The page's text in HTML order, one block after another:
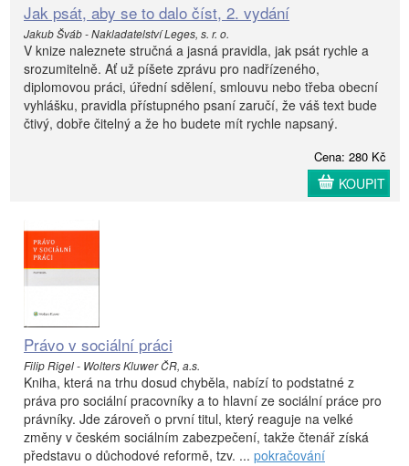
Jak psát, aby se to dalo číst, 2. vydání
Jakub Šváb - Nakladatelství Leges, s. r. o.
V knize naleznete stručná a jasná pravidla, jak psát rychle a
srozumitelně. Ať už píšete zprávu pro nadřízeného,
diplomovou práci, úřední sdělení, smlouvu nebo třeba obecní
vyhlášku, pravidla přístupného psaní zaručí, že váš text bude
čtivý, dobře čitelný a že ho budete mít rychle napsaný.
Cena: 280 Kč
KOUPIT
Právo v sociální práci
Filip Rigel - Wolters Kluwer ČR, a.s.
Kniha, která na trhu dosud chyběla, nabízí to podstatné z
práva pro sociální pracovníky a to hlavní ze sociální práce pro
právníky. Jde zároveň o první titul, který reaguje na velké
změny v českém sociálním zabezpečení, takže čtenář získá
představu o důchodové reformě, tzv. ... pokračování